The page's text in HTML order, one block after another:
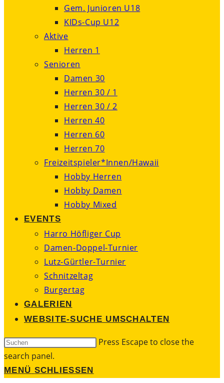
Gem. Junioren U18
KIDs-Cup U12
Aktive
Herren 1
Senioren
Damen 30
Herren 30 / 1
Herren 30 / 2
Herren 40
Herren 60
Herren 70
Freizeitspieler*Innen/Hawaii
Hobby Herren
Hobby Damen
Hobby Mixed
EVENTS
Harro Höfliger Cup
Damen-Doppel-Turnier
Lutz-Gürtler-Turnier
Schnitzeltag
Burgertag
GALERIEN
WEBSITE-SUCHE UMSCHALTEN
Press Escape to close the
search panel.
MENÜ SCHLIESSEN